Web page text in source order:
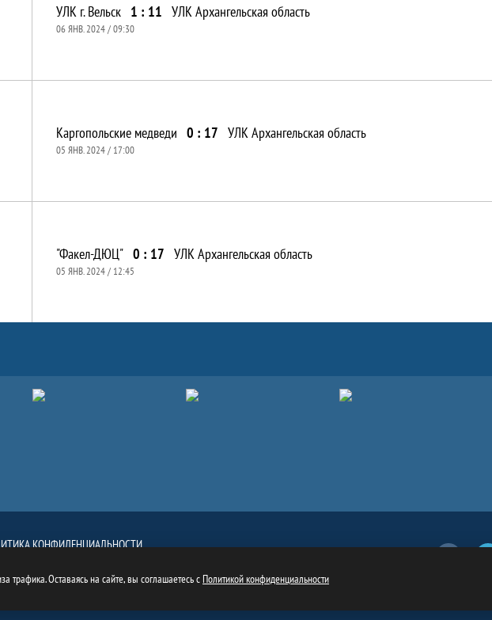
УЛК г. Вельск 1 : 11 УЛК Архангельская область
06 ЯНВ. 2024 / 09:30
Каргопольские медведи 0 : 17 УЛК Архангельская область
05 ЯНВ. 2024 / 17:00
"Факел-ДЮЦ" 0 : 17 УЛК Архангельская область
05 ЯНВ. 2024 / 12:45
КОНФИДЕНЦИАЛЬНОСТИ
трафика. Оставаясь на сайте, вы соглашаетесь сПолитикой конфиденциальности